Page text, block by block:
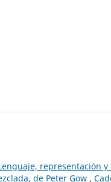
representación
de Peter Gow ,